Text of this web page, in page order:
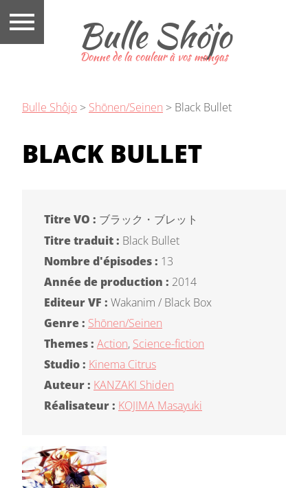
Bulle Shôjo
Donne de la couleur à vos mangas
Bulle Shôjo > Shōnen/Seinen > Black Bullet
BLACK BULLET
Titre VO : ブラック・ブレット
Titre traduit : Black Bullet
Nombre d'épisodes : 13
Année de production : 2014
Editeur VF : Wakanim / Black Box
Genre : Shōnen/Seinen
Themes : Action, Science-fiction
Studio : Kinema Citrus
Auteur : KANZAKI Shiden
Réalisateur : KOJIMA Masayuki